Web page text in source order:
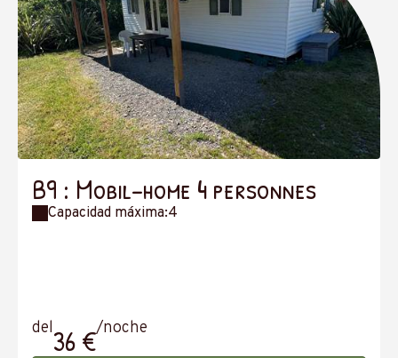
B9 : Mobil-home 4 personnes
Capacidad máxima:4
del36 €/noche